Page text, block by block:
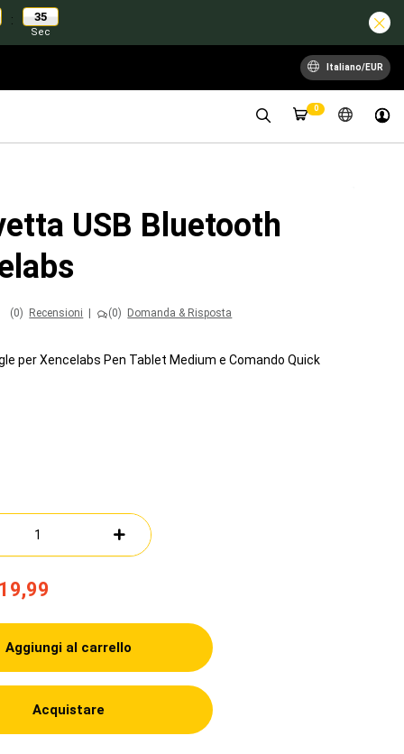
: 34
Sec
Italiano/EUR
0
USB Bluetooth
(0) Recensioni (0) Domanda & Risposta
per Xencelabs Pen Tablet Medium e Comando Quick
Aggiungi al carrello
Acquistare